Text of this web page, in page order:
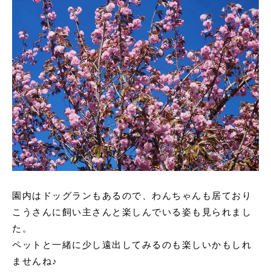
園内はドッグランもあるので、わんちゃんも居ており
こうさんに飼い主さんと楽しんでいる姿も見られまし
た。
ペットと一緒に少し遠出してみるのも楽しいかもしれ
ませんね♪